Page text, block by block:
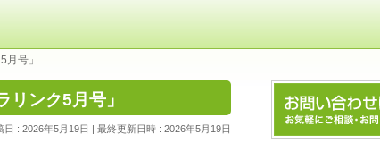
号」
ンク5月号」
日 : 2026年5月19日 最終更新日時 : 2026年5月19日